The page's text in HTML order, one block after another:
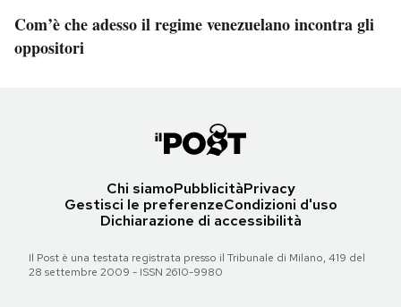
Com’è che adesso il regime venezuelano incontra gli
oppositori
Chi siamoPubblicitàPrivacy
Gestisci le preferenzeCondizioni d'uso
Dichiarazione di accessibilità
Il Post è una testata registrata presso il Tribunale di Milano, 419 del
28 settembre 2009 - ISSN 2610-9980